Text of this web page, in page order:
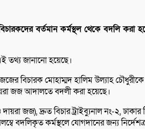
বর্তমান কর্মস্থল থেকে বদলি করা
তথ্য জানানো হয়েছে।
বিচারক মোহাম্মদ হালিম উল্যাহ
জজ আদালতে বদলী করা হয়েছে।
জজ), দ্রুত বিচার ট্রাইব্যুনাল নং-২,
বদলিকৃত কর্মস্থলে যোগদানের জন্য